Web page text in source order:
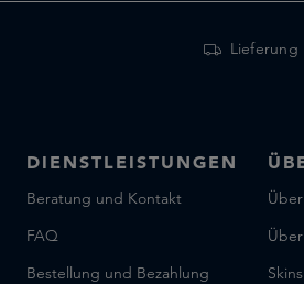
Lieferung
DIENSTLEISTUNGEN
Beratung und Kontakt
FAQ
Bestellung und Bezahlung